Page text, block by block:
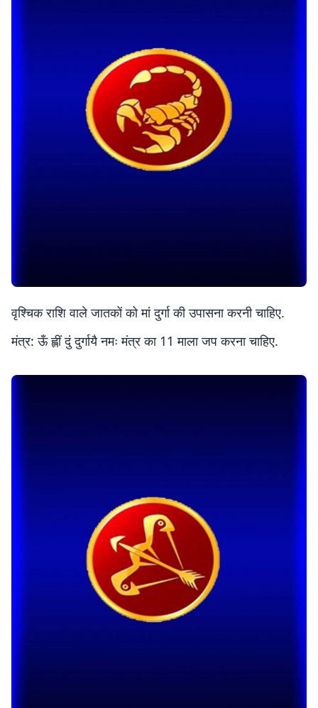
वृश्चिक राशि वाले जातकों को मां दुर्गा की उपासना करनी चाहिए.
मंत्र: ऊँ ह्लीं दुं दुर्गायै नमः मंत्र का 11 माला जप करना चाहिए.